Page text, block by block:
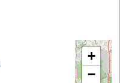
+
−